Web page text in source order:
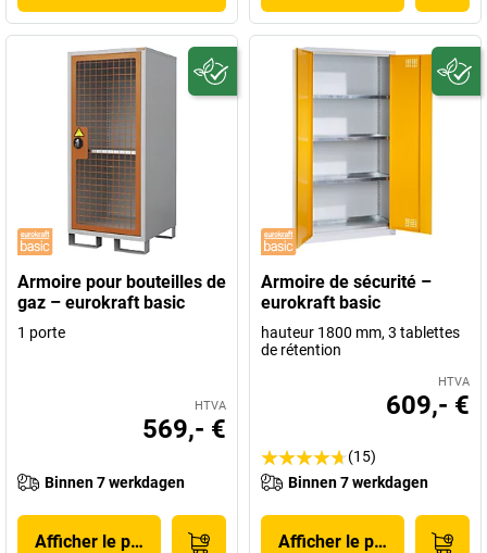
Armoire pour bouteilles de
gaz – eurokraft basic
1 porte
HTVA
569,- €
Binnen 7 werkdagen
Afficher le produit
Armoire de sécurité –
eurokraft basic
hauteur 1800 mm, 3 tablettes
de rétention
HTVA
609,- €
(15)
Binnen 7 werkdagen
Afficher le produit